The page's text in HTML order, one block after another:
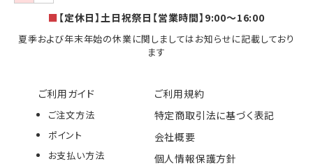
ご利用ガイド
ご注文方法
ポイント
お支払い方法
ご利用規約
特定商取引法に基づく表記
会社概要
個人情報保護方針
■ 【定休日】土日祝祭日【営業時間】9:00～16:00
夏季および年末年始の休業に関しましてはお知らせに記載しており
ます